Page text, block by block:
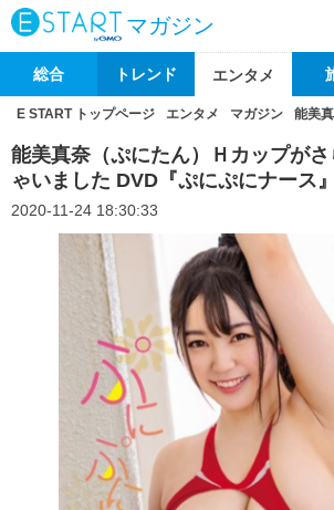
マガジン
総合 トレンド エンタメ
E START トップページ エンタメ マガジン 能美
能美真奈（ぷにたん）Ｈカップが
ゃいました DVD『ぷにぷにナース
2020-11-24 18:30:33